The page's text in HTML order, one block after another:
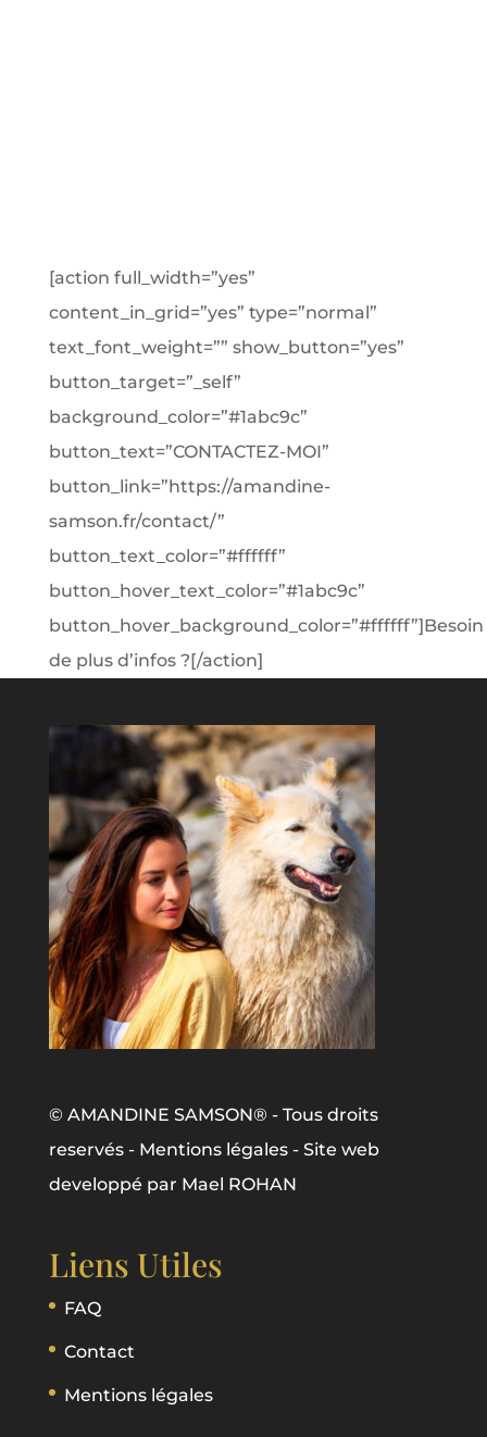
[action full_width=”yes”
content_in_grid=”yes” type=”normal”
text_font_weight=”” show_button=”yes”
button_target=”_self”
background_color=”#1abc9c”
button_text=”CONTACTEZ-MOI”
button_link=”https://amandine-
samson.fr/contact/”
button_text_color=”#ffffff”
button_hover_text_color=”#1abc9c”
button_hover_background_color=”#ffffff”]Besoin
de plus d’infos ?[/action]
© AMANDINE SAMSON® - Tous droits
reservés - Mentions légales- Site web
developpé par Mael ROHAN
Liens Utiles
FAQ
Contact
Mentions légales